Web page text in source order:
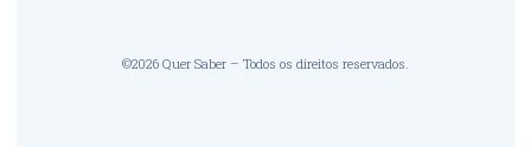
©2026 Quer Saber – Todos os direitos reservados.